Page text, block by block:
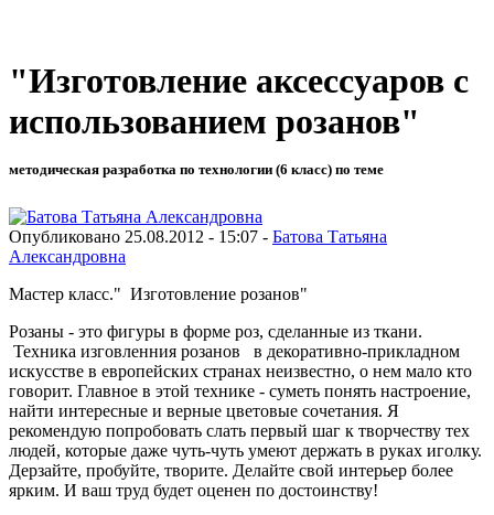
"Изготовление аксессуаров с
использованием розанов"
методическая разработка по технологии (6 класс) по теме
Опубликовано 25.08.2012 - 15:07 - Батова Татьяна
Александровна
Мастер класс." Изготовление розанов"
Розаны - это фигуры в форме роз, сделанные из ткани.
Техника изговленния розанов в декоративно-прикладном
искусстве в европейских странах неизвестно, о нем мало кто
говорит. Главное в этой технике - суметь понять настроение,
найти интересные и верные цветовые сочетания. Я
рекомендую попробовать слать первый шаг к творчеству тех
людей, которые даже чуть-чуть умеют держать в руках иголку.
Дерзайте, пробуйте, творите. Делайте свой интерьер более
ярким. И ваш труд будет оценен по достоинству!